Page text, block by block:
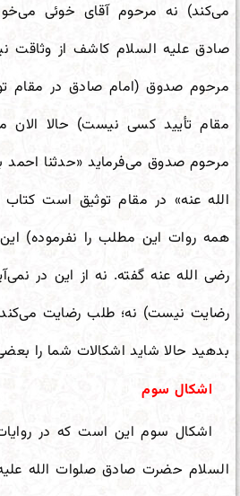
می‌کند) نه مرحوم آقای خوئی
صادق علیه السلام کاشف از وثاقت
مرحوم صدوق (امام صادق در مقام
مقام تأیید کسی نیست) حالا الان
مرحوم صدوق می‌فرماید «حدثنا
الله عنه» در مقام توثیق است
همه روات این مطلب را نفرموده)
رضی الله عنه گفته. نه از این در
رضایت نیست) نه؛ طلب رضایت
بدهید حالا شاید اشکالات شما را
اشکال سوم
اشکال سوم این است که در
السلام حضرت صادق صلوات الله